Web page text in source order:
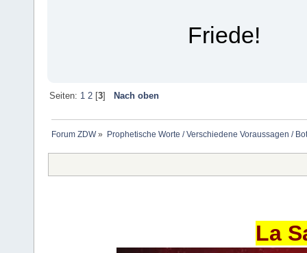
Friede!
Seiten: 1 2[3] Nach oben
Forum ZDW» Prophetische Worte / Verschiedene Voraussagen /
La